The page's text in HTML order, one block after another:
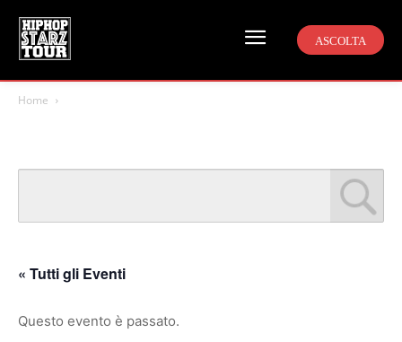
ASCOLTA
Home
« Tutti gli Eventi
Questo evento è passato.